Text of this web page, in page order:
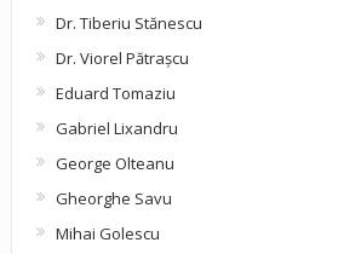
Dr. Tiberiu Stănescu
Dr. Viorel Pătraşcu
Eduard Tomaziu
Gabriel Lixandru
George Olteanu
Gheorghe Savu
Mihai Golescu